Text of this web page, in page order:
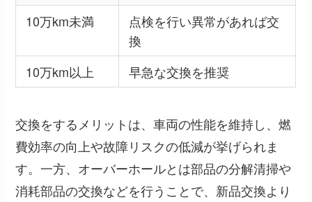
10万km未満
点検を行い異常があれば交
換
10万km以上
早急な交換を推奨
交換をするメリットは、車両の性能を維持し、燃
費効率の向上や故障リスクの低減が挙げられま
す。一方、オーバーホールとは部品の分解清掃や
消耗部品の交換などを行うことで、新品交換より